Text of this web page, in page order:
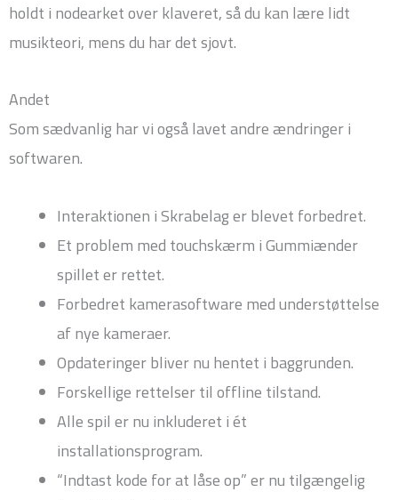
holdt i nodearket over klaveret, så du kan lære lidt
musikteori, mens du har det sjovt.
Andet
Som sædvanlig har vi også lavet andre ændringer i
softwaren.
Interaktionen i Skrabelag er blevet forbedret.
Et problem med touchskærm i Gummiænder
spillet er rettet.
Forbedret kamerasoftware med understøttelse
af nye kameraer.
Opdateringer bliver nu hentet i baggrunden.
Forskellige rettelser til offline tilstand.
Alle spil er nu inkluderet i ét
installationsprogram.
“Indtast kode for at låse op” er nu tilgængelig